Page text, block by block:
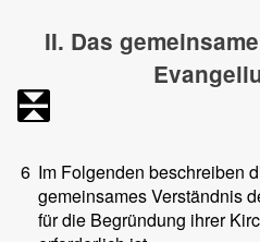
II. Das
6 Im Folgenden beschreiben
gemeinsames Verständnis
für die Begründung ihrer